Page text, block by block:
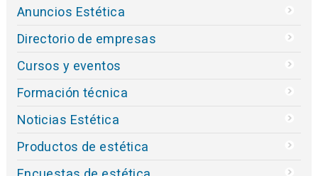
Anuncios Estética
Directorio de empresas
Cursos y eventos
Formación técnica
Noticias Estética
Productos de estética